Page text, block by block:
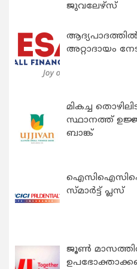
ജുവലേഴ്‌സ്
അറ്റാദായം
മികച്ച
സ്ഥാനത്ത്
ബാങ്ക്
ഐസിഐസിഐ
സ്മാർട്ട് പ്ലസ്
ജൂൺ മാസത്തിൽ